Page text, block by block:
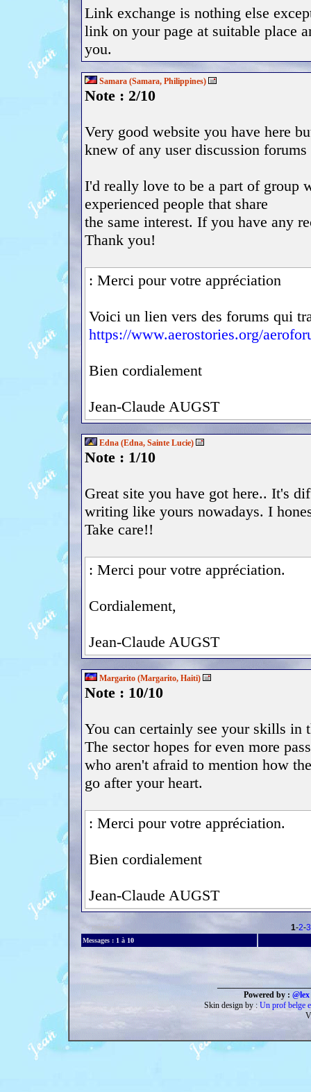
Link exchange is nothing else
link on your page at suitable place
you.
Samara (Samara, Philippines)
Note : 2/10
Very good website you have here
knew of any user discussion
I'd really love to be a part of group
experienced people that share
the same interest. If you have any
Thank you!
: Merci pour votre appréciation
Voici un lien vers des forums qui
https://www.aerostories.org/
Bien cordialement
Jean-Claude AUGST
Edna (Edna, Sainte Lucie)
Note : 1/10
Great site you have got here.. It's
writing like yours nowadays. I
Take care!!
: Merci pour votre appréciation.
Cordialement,
Jean-Claude AUGST
Margarito (Margarito, Haiti)
Note : 10/10
You can certainly see your skills in
The sector hopes for even more
who aren't afraid to mention how
go after your heart.
: Merci pour votre appréciation.
Bien cordialement
Jean-Claude AUGST
<< précédente 1-2-3
Messages : 1 à 10
Powered by :
Skin design by : Un prof belge